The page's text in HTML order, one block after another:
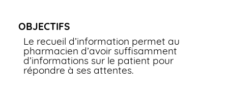
OBJECTIFS
Le recueil d’information permet au
pharmacien d’avoir suffisamment
d’informations sur le patient pour
répondre à ses attentes.